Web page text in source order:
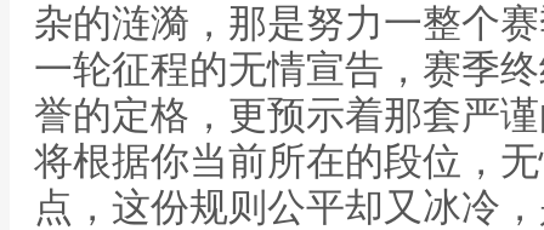
杂的涟漪，那是努力一整个
一轮征程的无情宣告，赛季
誉的定格，更预示着那套严
将根据你当前所在的段位，
点，这份规则公平却又冰冷